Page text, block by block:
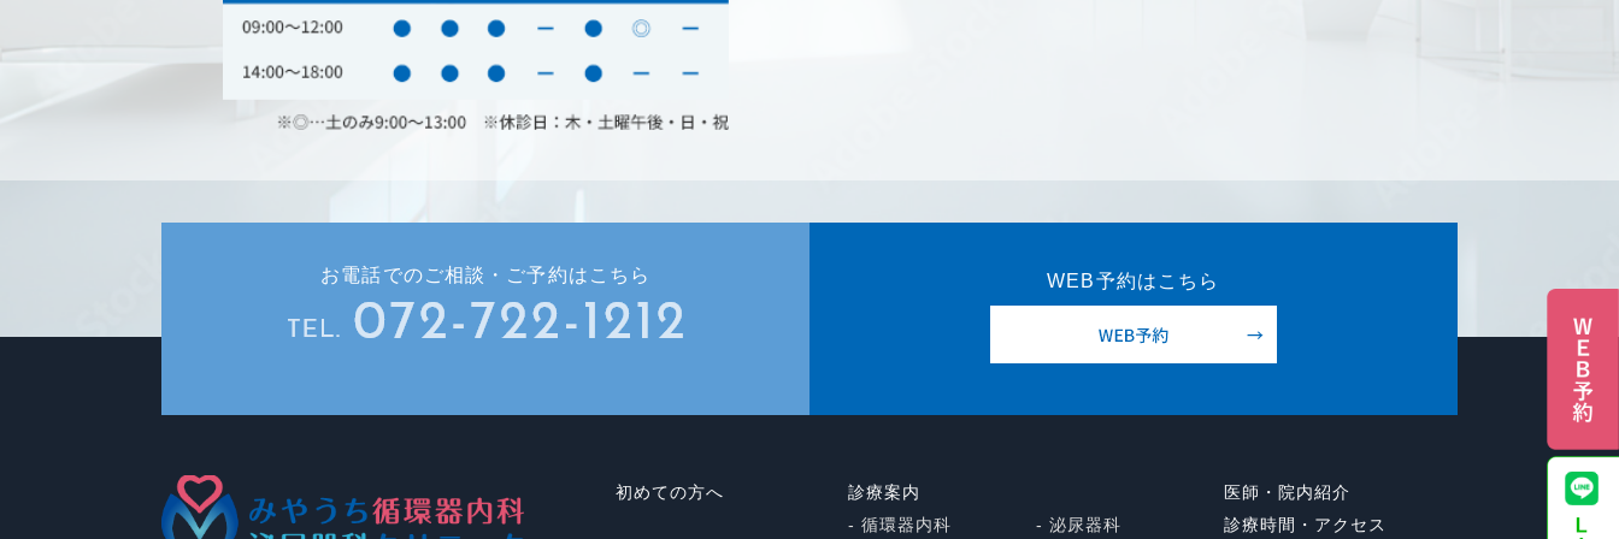
お電話でのご相談・ご予約はこちら WEB予約はこちら
初めての方へ
診療案内
- 循環器内科
- 泌尿器科
医師・院内紹介
診療時間・アクセス